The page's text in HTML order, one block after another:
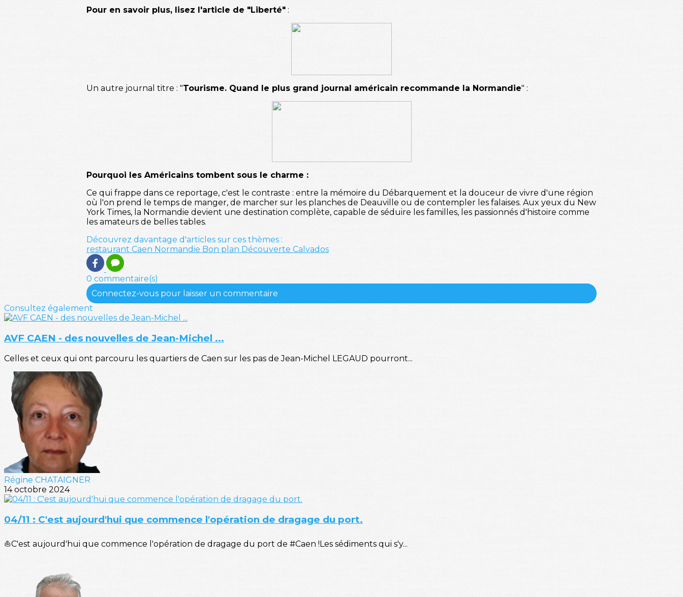
Pour en savoir plus, lisez l'article de "Liberté" :
Un autre journal titre : "Tourisme. Quand le plus grand journal américain recommande la Normandie" :
Pourquoi les Américains tombent sous le charme :
Ce qui frappe dans ce reportage, c'est le contraste : entre la mémoire du Débarquement et la douceur de vivre d'une région
où l'on prend le temps de manger, de marcher sur les planches de Deauville ou de contempler les falaises. Aux yeux du New
York Times, la Normandie devient une destination complète, capable de séduire les familles, les passionnés d'histoire comme
les amateurs de belles tables.
Découvrez davantage d'articles sur ces thèmes :
restaurant Caen Normandie Bon plan Découverte Calvados
0 commentaire(s)
Connectez-vous pour laisser un commentaire
Consultez également
AVF CAEN - des nouvelles de Jean-Michel ...
Celles et ceux qui ont parcouru les quartiers de Caen sur les pas de Jean-Michel LEGAUD pourront...
Régine CHATAIGNER
14 octobre 2024
04/11 : C'est aujourd'hui que commence l'opération de dragage du port.
⛵C'est aujourd'hui que commence l'opération de dragage du port de #Caen !Les sédiments qui s'y...